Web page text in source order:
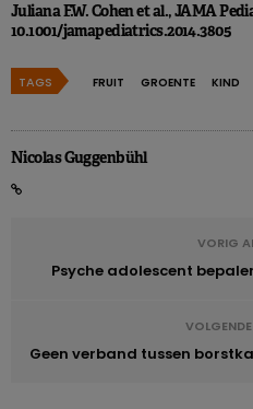
Juliana F.W. Cohen et al., JAMA
10.1001/jamapediatrics.2014.3805
TAGS FRUIT GROENTE KIND
Nicolas Guggenbühl
VORIG
Psyche adolescent
Geen verband tussen